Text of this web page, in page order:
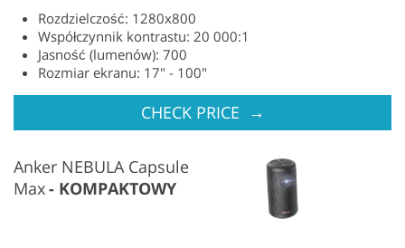
Rozdzielczość: 1280x800
Współczynnik kontrastu: 20 000:1
Jasność (lumenów): 700
Rozmiar ekranu: 17" - 100"
CHECK PRICE →
Anker NEBULA Capsule
Max
KOMPAKTOWY